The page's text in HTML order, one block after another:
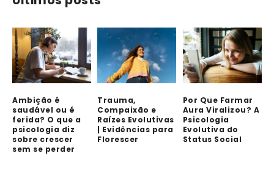
Ambição é
saudável ou é
ferida? O que a
psicologia diz
sobre crescer
sem se perder
Trauma,
Compaixão e
Raízes Evolutivas
| Evidências para
Florescer
Por Que Farmar
Aura Viralizou? A
Psicologia
Evolutiva do
Status Social